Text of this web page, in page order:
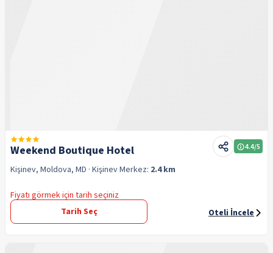
Weekend Boutique Hotel 4.4/5
Kişinev, Moldova, MD · KişinevMerkez: 2.4 km
Fiyatı görmek için tarih seçiniz
Tarih Seç
Oteli İncele